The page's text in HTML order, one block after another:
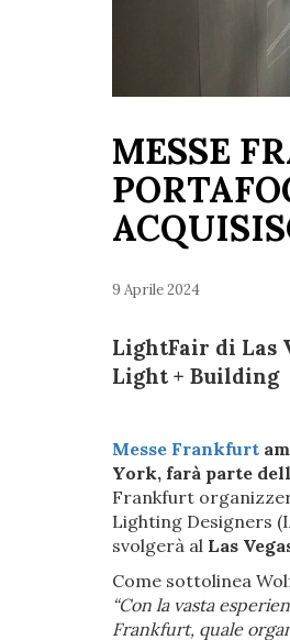
MESSE
9 Aprile 2024
LightFair di Las
Light + Building
Messe Frankfurt
York, farà parte
Frankfurt
Lighting Designers
svolgerà al Las
Come sottolinea
“Con la vasta
Frankfurt, quale